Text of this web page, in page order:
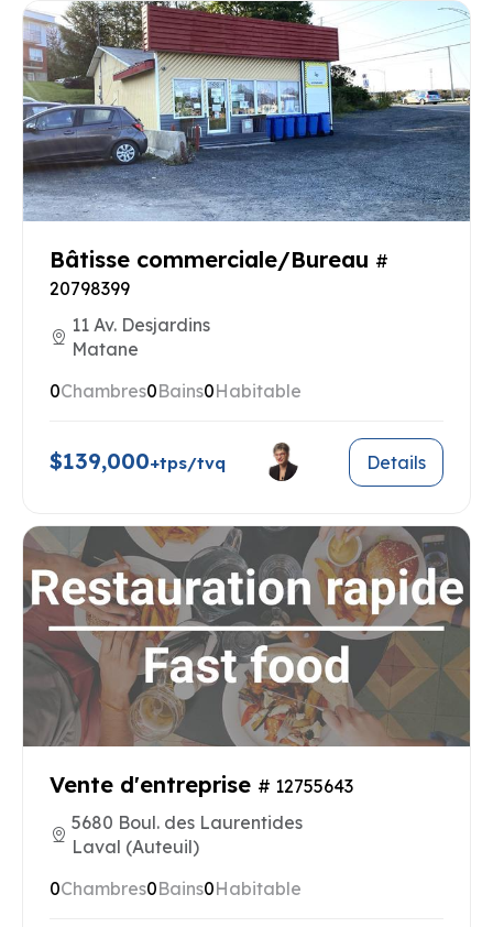
Bâtisse commerciale/Bureau #
20798399
11 Av. Desjardins
Matane
0Chambres0Bains0Habitable
$139,000+tps/tvq Details
Vente d'entreprise # 12755643
5680 Boul. des Laurentides
Laval (Auteuil)
0Chambres0Bains0Habitable